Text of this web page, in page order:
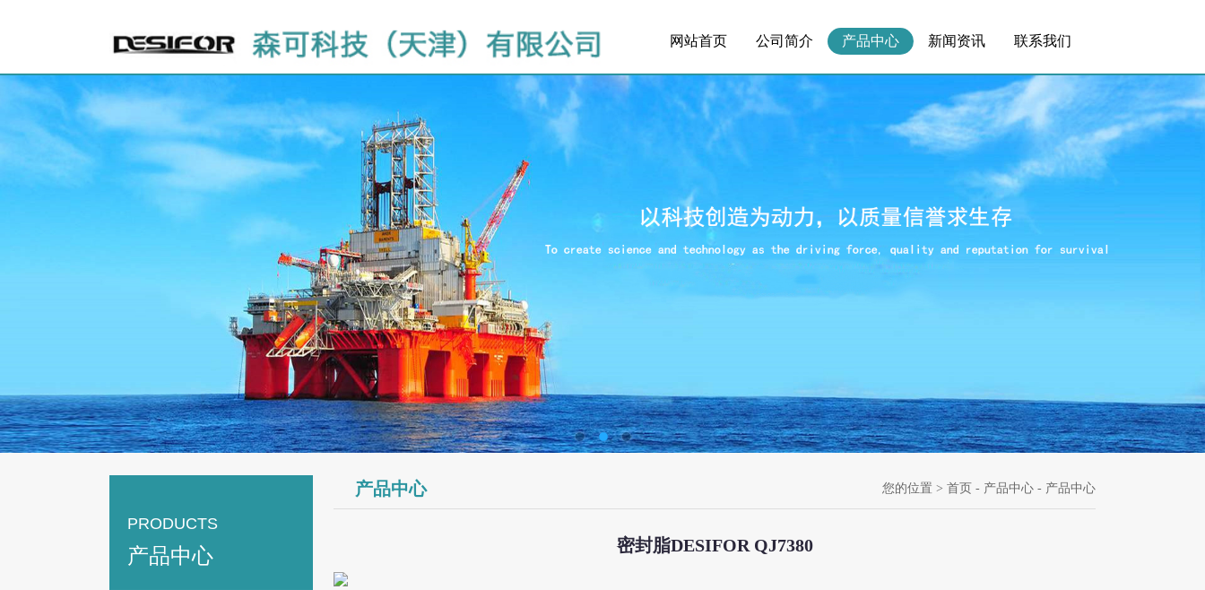
网站首页 公司简介 产品中心 新闻资讯 联系我们
1 2 3
PRODUCTS
产品中心
产品中心 您的位置 > 首页 - 产品中心 - 产品中心
密封脂DESIFOR QJ7380